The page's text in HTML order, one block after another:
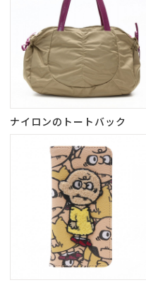
ナイロンのトートバック